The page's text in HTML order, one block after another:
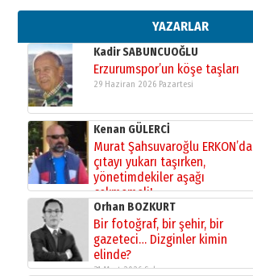
YAZARLAR
02 Ağustos 2026 Pazar
Kadir SABUNCUOĞLU
Erzurumspor’un köşe taşları
29 Haziran 2026 Pazartesi
Kenan GÜLERCİ
Murat Şahsuvaroğlu ERKON’da
çıtayı yukarı taşırken,
yönetimdekiler aşağı
çekmemeli!
17 Şubat 2026 SalıOrhan BOZKURT
Bir fotoğraf, bir şehir, bir
gazeteci… Dizginler kimin
elinde?
31 Mart 2026 Salı